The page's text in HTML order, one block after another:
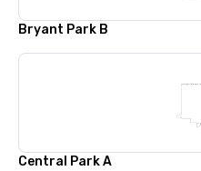
Bryant Park B
Central Park A